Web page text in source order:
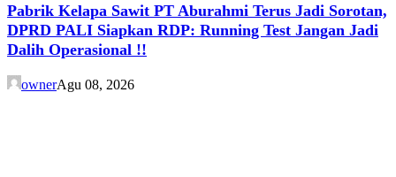
Pabrik Kelapa Sawit PT Aburahmi Terus Jadi Sorotan,
DPRD PALI Siapkan RDP: Running Test Jangan Jadi
Dalih Operasional !!
ownerAgu 08, 2026